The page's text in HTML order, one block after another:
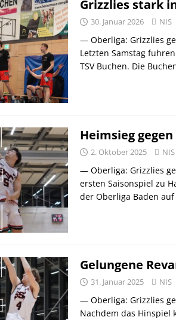
Grizzlies stark
30. Januar 2026 NIS
— Oberliga: Grizzlies
Letzten Samstag
TSV Buchen. Die
Heimsieg gegen
2. Oktober 2025 NIS
— Oberliga: Grizzlies
ersten Saisonspiel zu
der Oberliga Baden auf
Gelungene
31. Januar 2025 NIS
— Oberliga: Grizzlies
Nachdem das Hinspiel